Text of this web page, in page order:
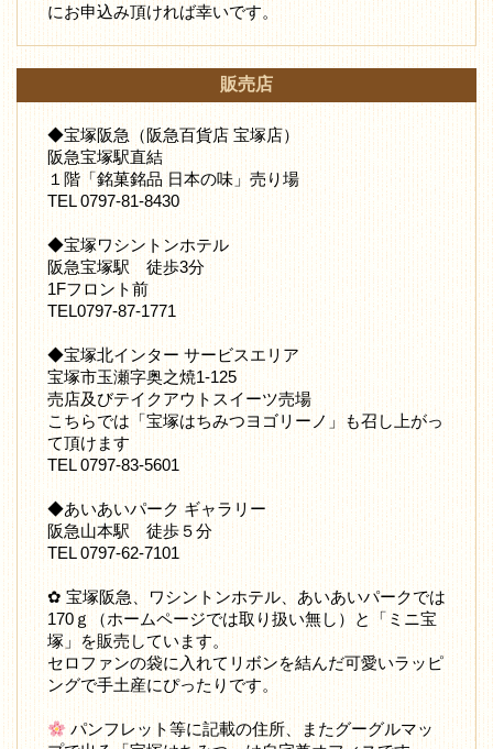
にお申込み頂ければ幸いです。
販売店
◆宝塚阪急（阪急百貨店 宝塚店）
阪急宝塚駅直結
１階「銘菓銘品 日本の味」売り場
TEL 0797-81-8430
◆宝塚ワシントンホテル
阪急宝塚駅 徒歩3分
1Fフロント前
TEL0797-87-1771
◆宝塚北インター サービスエリア
宝塚市玉瀬字奥之焼1-125
売店及びテイクアウトスイーツ売場
こちらでは「宝塚はちみつヨゴリーノ」も召し上がっ
て頂けます
TEL 0797-83-5601
◆あいあいパーク ギャラリー
阪急山本駅 徒歩５分
TEL 0797-62-7101
✿ 宝塚阪急、ワシントンホテル、あいあいパークでは
170ｇ（ホームページでは取り扱い無し）と「ミニ宝
塚」を販売しています。
セロファンの袋に入れてリボンを結んだ可愛いラッピ
ングで手土産にぴったりです。
パンフレット等に記載の住所、またグーグルマッ